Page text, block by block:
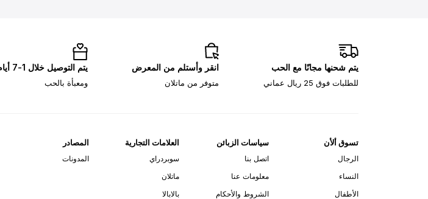
يتم شحنها مجانًا مع الحب
للطلبات فوق 25 ريال عماني
انقر وأستلم من المعرض
متوفر من ماتلان
يتم التوصيل خلال 1-7 أيام
ومعبأة بالحب
تسوق ألأن
الرجال
النساء
الأطفال
سياسات الزبائن
اتصل بنا
معلومات عنا
الشروط والأحكام
العلامات التجارية
سوبردراي
ماتلان
بالابالا
المصادر
المدونات